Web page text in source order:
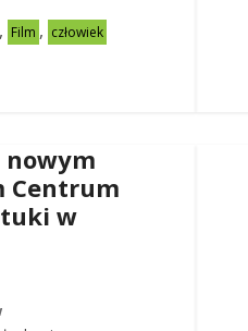
, Film , człowiek
nowym
Centrum
w